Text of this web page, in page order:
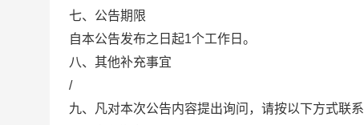
七、公告期限
自本公告发布之日起1个工作日。
八、 其他补充事宜
/
九、凡对本次公告内容提出询问，请按以下方式联系